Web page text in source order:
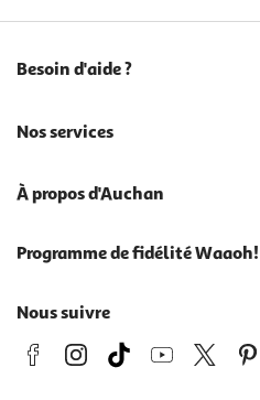
Besoin d'aide ?
Nos services
À propos d'Auchan
Programme de fidélité Waaoh!
Nous suivre